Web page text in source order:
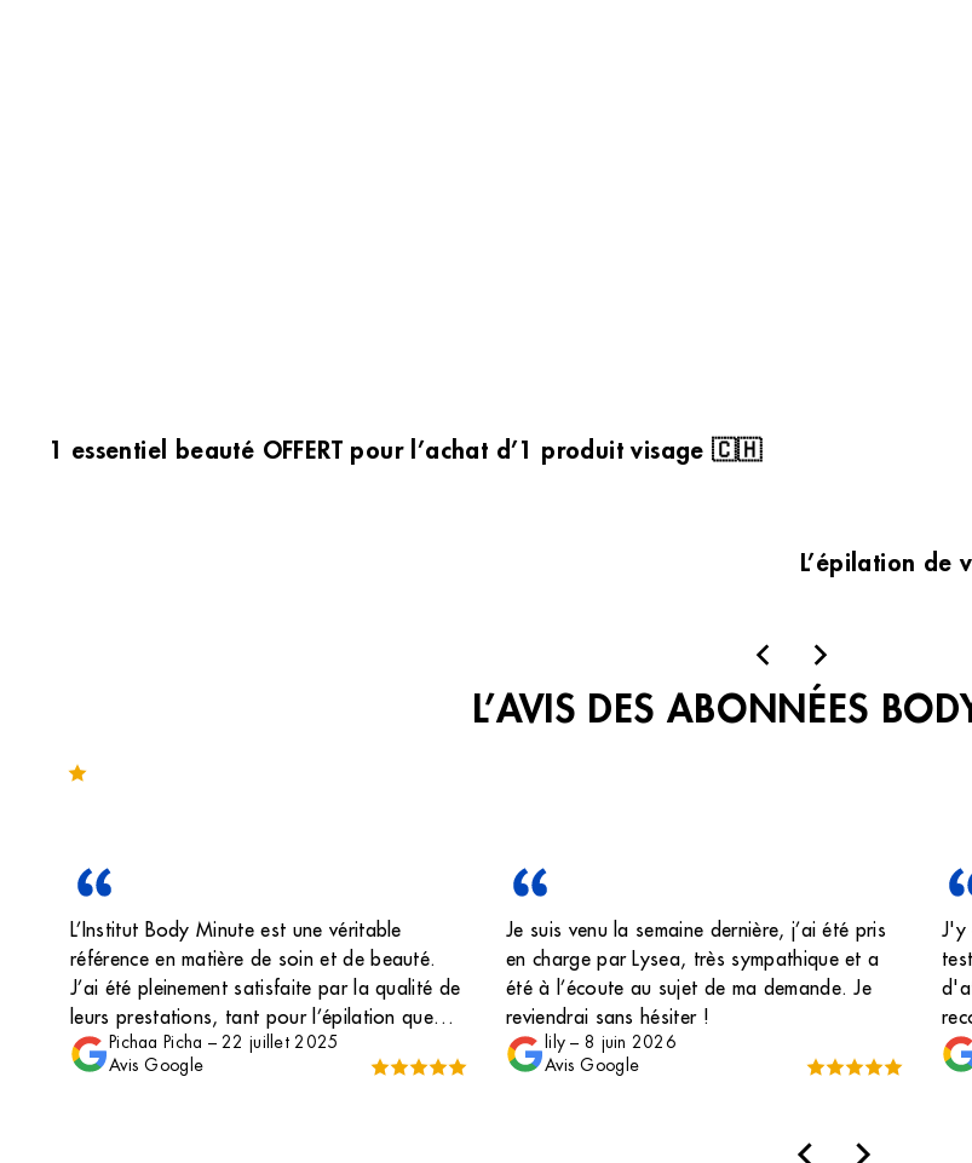
1 essentiel beauté OFFERT pour l’achat d’1 produit visage 🇨🇭
L’épilation de
L’AVIS DES ABONNÉES
L’Institut Body Minute est une véritable
référence en matière de soin et de beauté.
J’ai été pleinement satisfaite par la qualité de
leurs prestations, tant pour l’épilation que
pour la pose de capsules. L’équipe se
distingue par sa douceur, son
Pichaa Picha –22 juillet 2025
Avis Google
Je suis venu la semaine dernière, j’ai été pris
en charge par Lysea, très sympathique et a
été à l’écoute au sujet de ma demande. Je
reviendrai sans hésiter !
lily – 8 juin 2026
Avis Google
J'y